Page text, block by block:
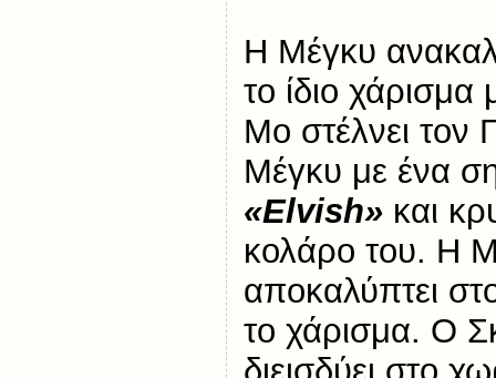
Η Μέγκυ
το ίδιο
Μο στέλνει τον
Μέγκυ με ένα
«Elvish»και
κολάρο του. Η
αποκαλύπτει
το χάρισμα. Ο